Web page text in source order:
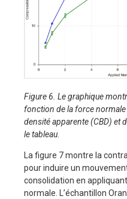
Figure 6. Le graphique
fonction de la force
densité apparente (CBD) et
le tableau.
La figure 7 montre la
pour induire un
consolidation en
normale. L’échantillon